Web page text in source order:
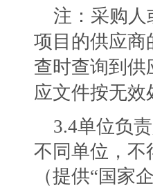
注：采购人
项目的供应商
查时查询到供
应文件按无效
3.4单位负
不同单位，不
（提供“国家